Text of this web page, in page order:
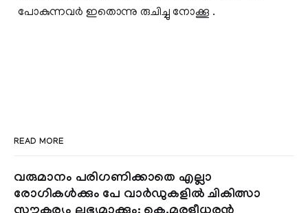
പോകുന്നവര്‍ ഇതൊന്നു രുചിച്ചു നോക്കൂ .
READ MORE
വരുമാനം പരിഗണിക്കാതെ എല്ലാ
രോഗികൾക്കും പേ വാർഡുകളിൽ ചികിത്സാ